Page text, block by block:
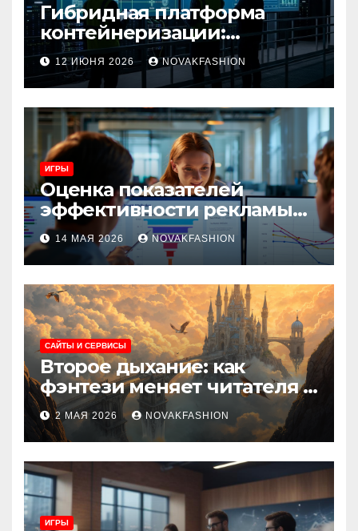
Гибридная платформа
контейнеризации:
архитектура, особенности
и сценарии использования
12 ИЮНЯ 2026 NOVAKFASHION
ИГРЫ
Оценка показателей
эффективности рекламы
при атрибуции
множественных точек
касания
14 МАЯ 2026 NOVAKFASHION
САЙТЫ И СЕРВИСЫ
Второе дыхание: как
фэнтези меняет читателя и
культуру
2 МАЯ 2026 NOVAKFASHION
ИГРЫ